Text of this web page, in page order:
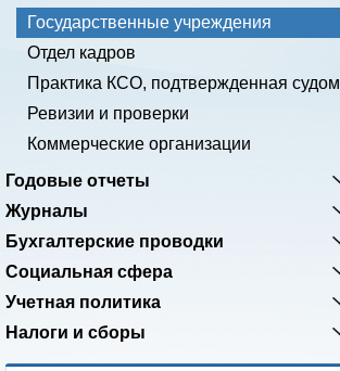
Государственные учреждения
Отдел кадров
Практика КСО, подтвержденная судом
Ревизии и проверки
Коммерческие организации
Годовые отчеты
Журналы
Бухгалтерские проводки
Социальная сфера
Учетная политика
Налоги и сборы